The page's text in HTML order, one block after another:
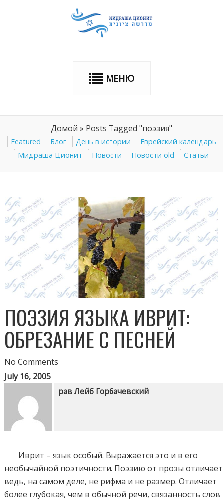
МЕНЮ
Домой » Posts Tagged "поэзия"
Featured Блог День в истории
Еврейский календарь
Мидраша Ционит
Новости Новости old Статьи
ПОЭЗИЯ ЯЗЫКА ИВРИТ:
ОБРЕЗАНИЕ С ПЕСНЕЙ
No Comments
July 16, 2005
рав Лейб Горбачевский
Иврит – язык особый. Выражается это и в его
необычайной поэтичности. Поэзию от прозы отличает
ведь, на самом деле, не рифма и не размер. Отличает
более глубокая, чем в обычной речи, связанность слов